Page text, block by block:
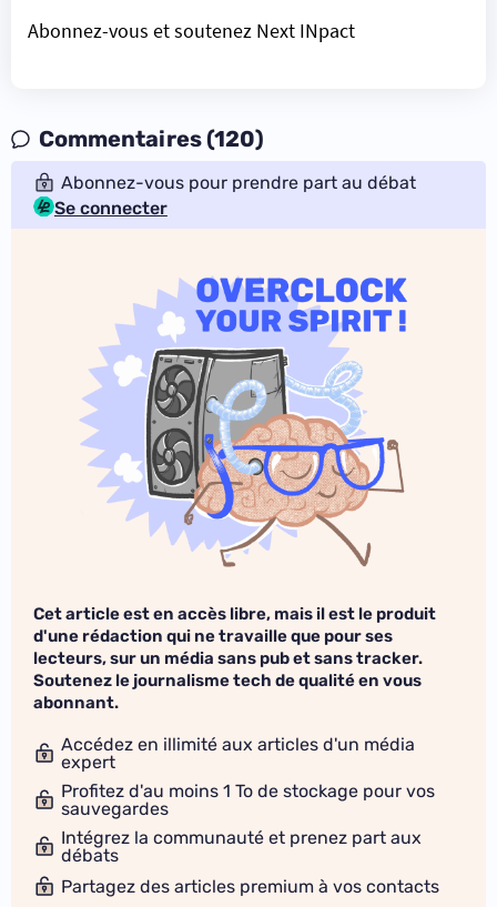
Abonnez-vous et soutenez Next INpact
Commentaires (120)
Abonnez-vous pour prendre part au débat
Se connecter
Cet article est en accès libre, mais il est le produit
d'une rédaction qui ne travaille que pour ses
lecteurs, sur un média sans pub et sans tracker.
Soutenez le journalisme tech de qualité en vous
abonnant.
Accédez en illimité aux articles d'un média
expert
Profitez d'au moins 1 To de stockage pour vos
sauvegardes
Intégrez la communauté et prenez part aux
débats
Partagez des articles premium à vos contacts